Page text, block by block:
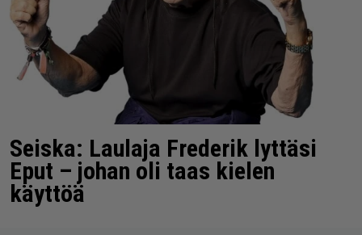
Seiska: Laulaja Frederik lyttäsi
Eput – johan oli taas kielen
käyttöä